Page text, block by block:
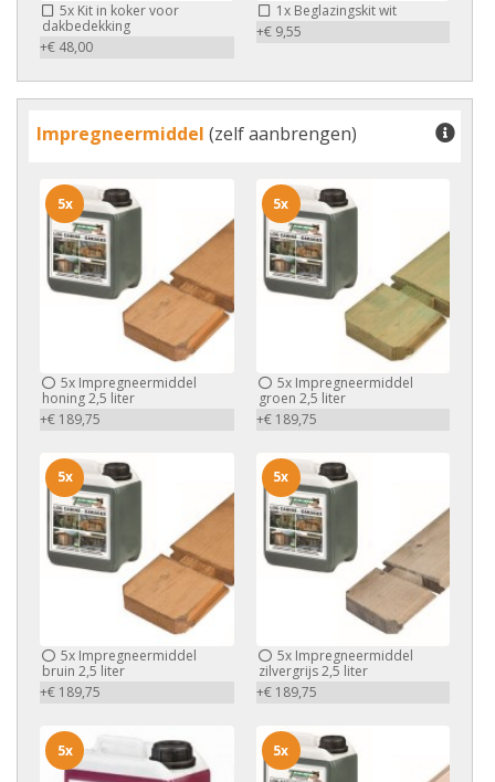
5x Kit in koker voor
dakbedekking
+€ 48,00
1xBeglazingskit wit
+€ 9,55
Impregneermiddel (zelf aanbrengen)
5x Impregneermiddel
honing 2,5 liter
+€ 189,75
5x
5xImpregneermiddel
groen 2,5 liter
+€ 189,75
5x
5x Impregneermiddel
bruin 2,5 liter
+€ 189,75
5x
5xImpregneermiddel
zilvergrijs 2,5 liter
+€ 189,75
5x
5x 5x